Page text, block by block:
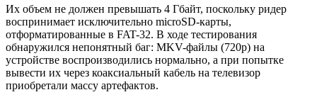
Их объем не должен превышать 4 Гбайт, поскольку ридер
воспринимает исключительно microSD-карты,
отформатированные в FAT-32. В ходе тестирования
обнаружился непонятный баг: MKV-файлы (720p) на
устройстве воспроизводились нормально, а при попытке
вывести их через коаксиальный кабель на телевизор
приобретали массу артефактов.